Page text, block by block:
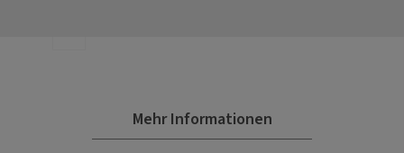
Mehr Informationen